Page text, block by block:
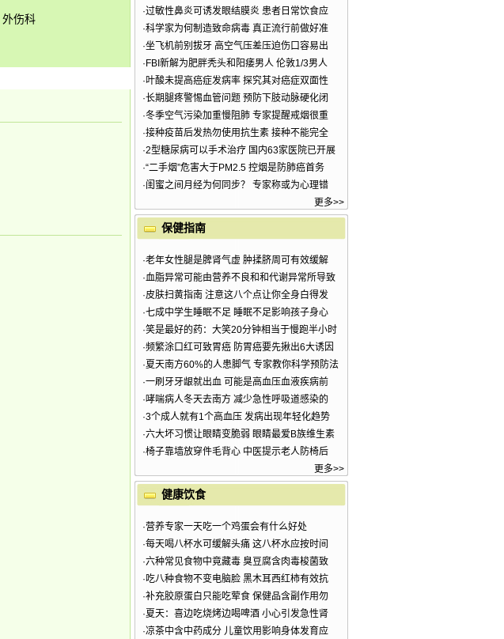
外伤科
·过敏性鼻炎可诱发眼结膜炎 患者日常饮食应
·科学家为何制造致命病毒 真正流行前做好准
·坐飞机前别拔牙 高空气压差压迫伤口容易出
· FBI新解为肥胖秃头和阳痿男人 伦敦1/3男人
·叶酸未提高癌症发病率 探究其对癌症双面性
·长期腿疼警惕血管问题 预防下肢动脉硬化闭
·冬季空气污染加重慢阻肺 专家提醒戒烟很重
·接种疫苗后发热勿使用抗生素 接种不能完全
·2型糖尿病可以手术治疗 国内63家医院已开展
·“二手烟”危害大于PM2.5 控烟是防肺癌首务
·闺蜜之间月经为何同步？ 专家称或为心理错
更多>>
保健指南
·老年女性腿是脾肾气虚 肿揉脐周可有效缓解
·血脂异常可能由营养不良和和代谢异常所导致
·皮肤扫黄指南 注意这八个点让你全身白得发
·七成中学生睡眠不足 睡眠不足影响孩子身心
·笑是最好的药：大笑20分钟相当于慢跑半小时
·频繁涂口红可致胃癌 防胃癌要先揪出6大诱因
·夏天南方60%的人患脚气 专家教你科学预防法
·一刷牙牙龈就出血 可能是高血压血液疾病前
·哮喘病人冬天去南方 减少急性呼吸道感染的
·3个成人就有1个高血压 发病出现年轻化趋势
·六大坏习惯让眼睛变脆弱 眼睛最爱B族维生素
·椅子靠墙放穿件毛背心 中医提示老人防椅后
更多>>
健康饮食
·营养专家一天吃一个鸡蛋会有什么好处
·每天喝八杯水可缓解头痛 这八杯水应按时间
·六种常见食物中竟藏毒 臭豆腐含肉毒梭菌致
·吃八种食物不变电脑脸 黑木耳西红柿有效抗
·补充胶原蛋白只能吃荤食 保健品含副作用勿
·夏天：喜边吃烧烤边喝啤酒 小心引发急性肾
·凉茶中含中药成分 儿童饮用影响身体发育应